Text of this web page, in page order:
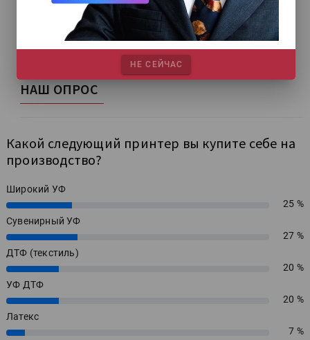
НАШ ОПРОС
Какой следующий принтер вы купите себе на
производство?
Широкий УФ
25%
25 %
Сувенирный УФ
27%
27 %
ДТФ (текстиль)
20%
20 %
УФ ДТФ
20%
20 %
Латекс
7%
7 %
НЕ СЕЙЧАС